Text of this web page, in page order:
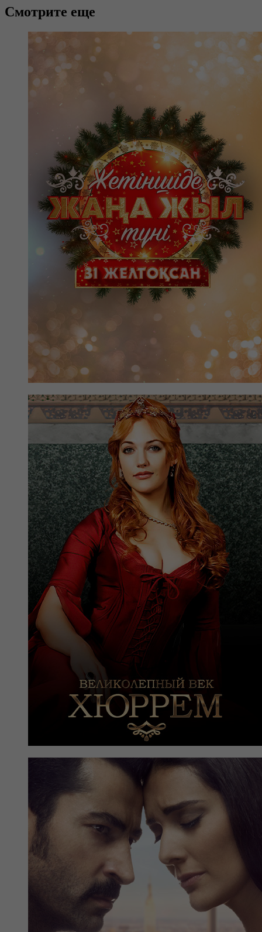
Смотрите еще